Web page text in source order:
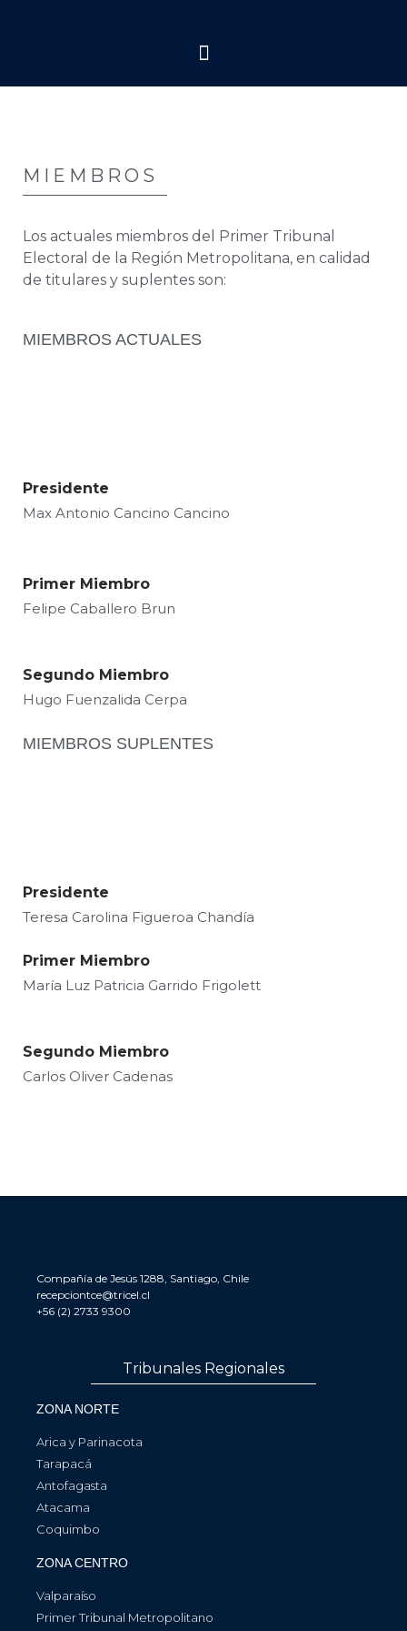
MIEMBROS
Los actuales miembros del Primer Tribunal
Electoral de la Región Metropolitana, en calidad
de titulares y suplentes son:
MIEMBROS ACTUALES
Presidente
Max Antonio Cancino Cancino
Primer Miembro
Felipe Caballero Brun
Segundo Miembro
Hugo Fuenzalida Cerpa
MIEMBROS SUPLENTES
Presidente
Teresa Carolina Figueroa Chandía
Primer Miembro
María Luz Patricia Garrido Frigolett
Segundo Miembro
Carlos Oliver Cadenas
Compañía de Jesús 1288, Santiago, Chile
recepciontce@tricel.cl
+56 (2) 2733 9300
Tribunales Regionales
ZONA NORTE
Arica y Parinacota
Tarapacá
Antofagasta
Atacama
Coquimbo
ZONA CENTRO
Valparaíso
Primer Tribunal Metropolitano